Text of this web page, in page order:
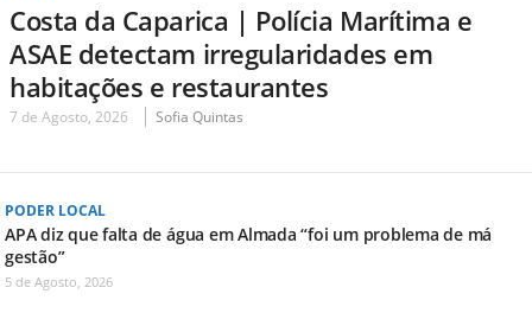
Costa da Caparica | Polícia Marítima e
ASAE detectam irregularidades em
habitações e restaurantes
7 de Agosto, 2026 Sofia Quintas
PODER LOCAL
APA diz que falta de água em Almada “foi um problema de má
gestão”
5 de Agosto, 2026